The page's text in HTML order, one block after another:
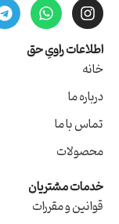
اطلاعات راویِ حق
خانه
درباره ما
تماس با ما
محصولات
خدمات مشتریان
قوانین و مقررات